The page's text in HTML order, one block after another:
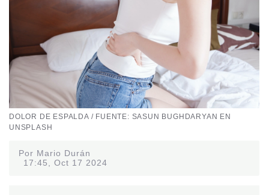
DOLOR DE ESPALDA / FUENTE: SASUN BUGHDARYAN EN
UNSPLASH
Por Mario Durán
17:45, Oct 17 2024